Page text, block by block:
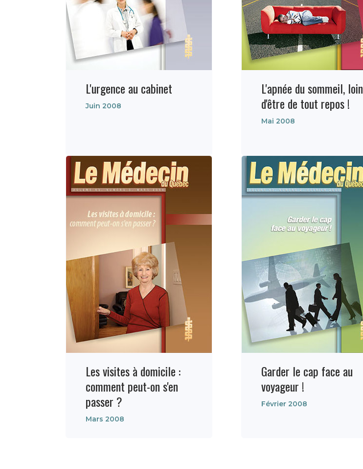
L'urgence au cabinet
Juin 2008
L'apnée du sommeil, loin
d'être de tout repos !
Mai 2008
Les visites à domicile :
comment peut-on s'en
passer ?
Mars 2008
Garder le cap face au
voyageur !
Février 2008